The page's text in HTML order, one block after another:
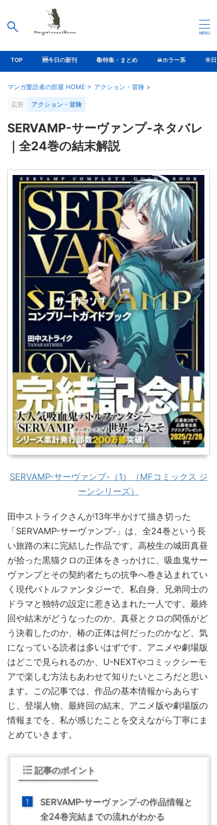
TOP 🆕今日の新刊 📚特集・まとめ ☠ホラー系 🌞
マンガ愛読者の部屋 HOME > アクション・冒険 >
広告 アクション・冒険
SERVAMP-サーヴァンプ-ネタバレ
｜全24巻の結末解説
SERVAMP-サーヴァンプ-（1）（MFコミックス ジ
ーンシリーズ）
田中ストライクさんが13年半かけて描き切った
「SERVAMP-サーヴァンプ-」は、全24巻という長
い旅路の末に完結した作品です。高校生の城田真昼
が拾った黒猫クロの正体をきっかけに、吸血鬼サー
ヴァンプとその契約者たちの抗争へ巻き込まれてい
く現代バトルファンタジーで、私自身、兄弟同士の
ドラマと独特の設定に惹き込まれた一人です。最終
回や結末がどうなったのか、真昼とクロの関係がど
う決着したのか、椿の正体は何だったのかなど、気
になっている読者は多いはずです。アニメや劇場版
はどこで見られるのか、U-NEXTやコミックシーモ
アで楽しむ方法もあわせて知りたいところだと思い
ます。この記事では、作品の基本情報からあらす
じ、登場人物、最終回の結末、アニメ版や劇場版の
情報までを、私が感じたことを交えながら丁寧にま
とめていきます。
記事のポイント
SERVAMP-サーヴァンプ-の作品情報と
全24巻完結までの流れがわかる